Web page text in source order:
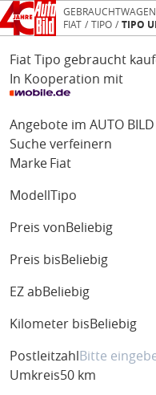
FIAT
TIPO TIPO
Fiat Tipo gebraucht
In Kooperation mit
Angebote im AUTO
Suche verfeinern
Marke Fiat
Modell Tipo
Preis von Beliebig
Preis bis Beliebig
EZ ab Beliebig
Kilometer bis Beliebig
Postleitzahl
Umkreis50 km